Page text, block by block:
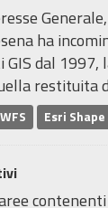
ha
dal 1997,
restituita
WFS Esri Shape